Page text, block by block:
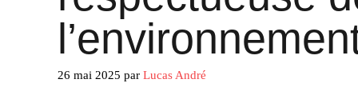
26 mai 2025 par Lucas André